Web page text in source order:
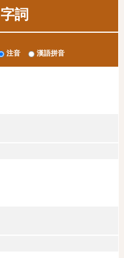
字詞
注音 漢語拼音